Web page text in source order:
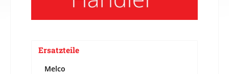
Ersatzteile
Melco